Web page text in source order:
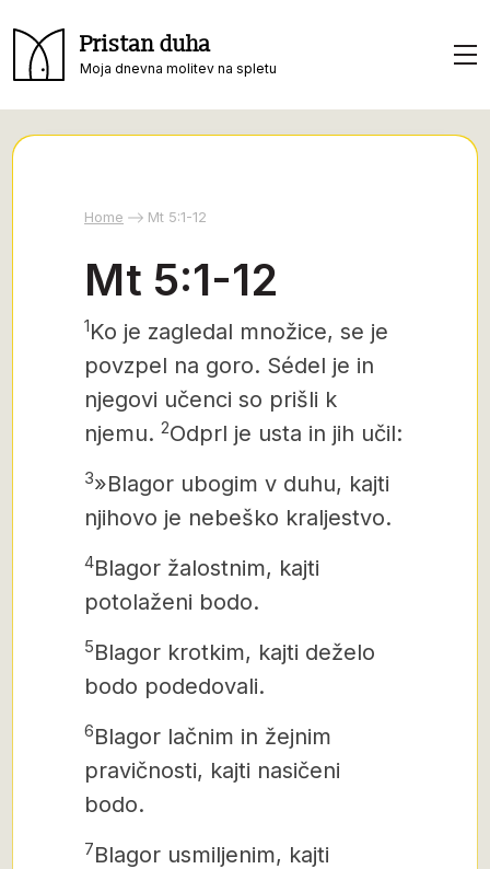
Pristan duha
Moja dnevna molitev na spletu
Home Mt 5:1-12
Mt 5:1-12
1Ko je zagledal množice, se je
povzpel na goro. Sédel je in
njegovi učenci so prišli k
njemu. 2Odprl je usta in jih učil:
3»Blagor ubogim v duhu, kajti
njihovo je nebeško kraljestvo.
4Blagor žalostnim, kajti
potolaženi bodo.
5Blagor krotkim, kajti deželo
bodo podedovali.
6Blagor lačnim in žejnim
pravičnosti, kajti nasičeni
bodo.
7Blagor usmiljenim, kajti